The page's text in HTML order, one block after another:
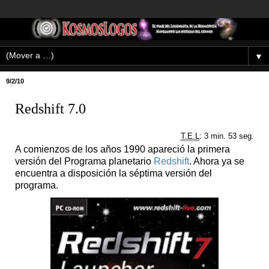
▼
9/2/10
Redshift 7.0
T.E.L : 3 min. 53 seg.
A comienzos de los años 1990 apareció la primera
versión del Programa planetario Redshift. Ahora ya se
encuentra a disposición la séptima versión del
programa.